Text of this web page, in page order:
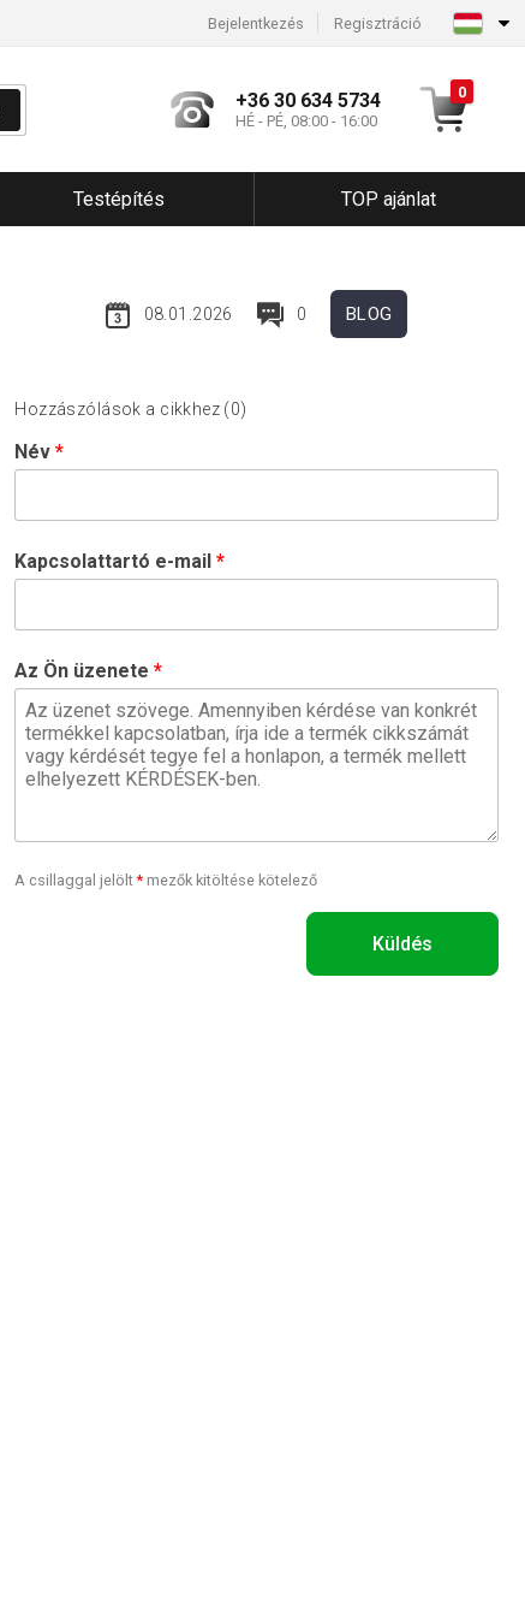
Bejelentkezés Regisztráció
+36 30 634 5734
HÉ - PÉ, 08:00 - 16:00
0
Testépítés TOP ajánlat
08.01.2026 0 BLOG
Hozzászólások a cikkhez (0)
Név
Kapcsolattartó e-mail
Az Ön üzenete
A csillaggal jelölt* mezők kitöltése kötelező
Küldés